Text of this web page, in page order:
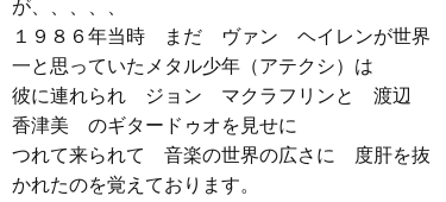
が、、、、、
１９８６年当時 まだ ヴァン ヘイレンが世界
一と思っていたメタル少年（アテクシ）は
彼に連れられ ジョン マクラフリンと 渡辺
香津美 のギタードゥオを見せに
つれて来られて 音楽の世界の広さに 度肝を抜
かれたのを覚えております。